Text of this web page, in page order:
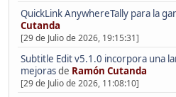
QuickLink AnywhereTally para la
Cutanda
[29 de Julio de 2026, 19:15:31]
Subtitle Edit v5.1.0 incorpora una
mejorasde Ramón Cutanda
[29 de Julio de 2026, 11:08:10]